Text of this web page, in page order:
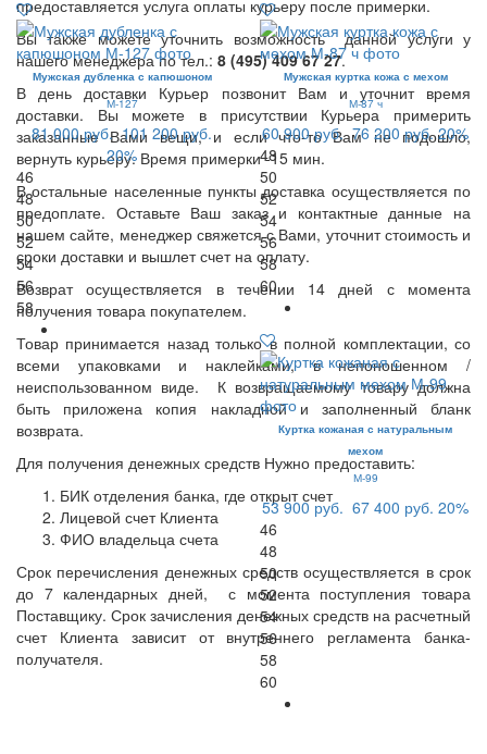
предоставляется услуга оплаты курьеру после примерки.
Вы также можете уточнить возможность данной услуги у
нашего менеджера по тел.: 8 (495) 409 67 27.
В день доставки Курьер позвонит Вам и уточнит время
доставки. Вы можете в присутствии Курьера примерить
заказанные Вами вещи, и если что-то Вам не подошло,
вернуть курьеру. Время примерки -15 мин.
В остальные населенные пункты доставка осуществляется по
предоплате. Оставьте Ваш заказ и контактные данные на
нашем сайте, менеджер свяжется с Вами, уточнит стоимость и
сроки доставки и вышлет счет на оплату.
Возврат осуществляется в течении 14 дней с момента
получения товара покупателем.
Товар принимается назад только в полной комплектации, со
всеми упаковками и наклейками, в непоношенном /
неиспользованном виде. К возвращаемому товару должна
быть приложена копия накладной и заполненный бланк
возврата.
Для получения денежных средств Нужно предоставить:
БИК отделения банка, где открыт счет
Лицевой счет Клиента
ФИО владельца счета
Срок перечисления денежных средств осуществляется в срок
до 7 календарных дней, с момента поступления товара
Поставщику. Срок зачисления денежных средств на расчетный
счет Клиента зависит от внутреннего регламента банка-
получателя.
Мужская дубленка с капюшоном
М-127
81 000 руб. 101 200 руб.
20%
46
48
50
52
54
56
58
Мужская куртка кожа с мехом
М-87 ч
60 900 руб. 76 200 руб. 20%
48
50
52
54
56
58
60
Куртка кожаная с натуральным
мехом
М-99
53 900 руб. 67 400 руб. 20%
46
48
50
52
54
56
58
60